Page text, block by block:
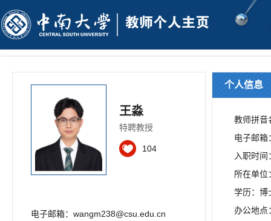
王淼
特聘教授
104
电子邮箱： wangm238@csu.edu.cn
个人信息
教师拼音
电子邮箱
入职时
所在单位
学历：博
办公地点